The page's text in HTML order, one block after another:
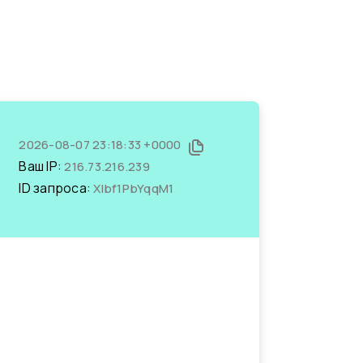
2026-08-07 23:18:33 +0000
Ваш IP:216.73.216.239
ID запроса:XIbf1PbYqqM1